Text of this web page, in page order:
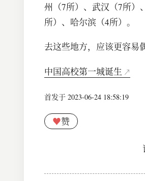
州（7所）、武汉（7所）
所）、哈尔滨（4所）。
去这些地方，应该更容易
中国高校第一城诞生
首发于 2023-06-24 18:58:19
♥赞